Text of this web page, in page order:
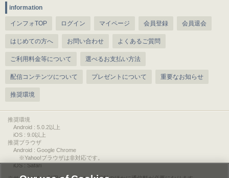
information
インフォTOP ログイン マイページ 会員登録 会員退会
はじめての方へ お問い合わせ よくあるご質問
ご利用料金等について 選べるお支払い方法
配信コンテンツについて プレゼントについて 重要なお知らせ
推奨環境
推奨環境
Android : 5.0.2以上
iOS : 9.0以上
推奨ブラウザ
Android : Google Chrome
※Yahoo!ブラウザは非対応です。
iOS : Safari